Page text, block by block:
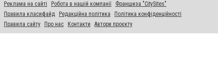
Реклама на сайті Робота в нашій компанії
Франшиза "CitySites"
Правила класифайд
Редакційна політика
Політика конфіденційності
Правила сайту
Про нас Контакти Автори проєкту